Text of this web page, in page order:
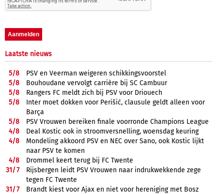
Laatste nieuws
5/8
PSV en Veerman weigeren schikkingsvoorstel
5/8
Bouhoudane vervolgt carrière bij SC Cambuur
5/8
Rangers FC meldt zich bij PSV voor Driouech
5/8
Inter moet dokken voor Perišić, clausule geldt alleen voor
Barça
5/8
PSV Vrouwen bereiken finale voorronde Champions League
4/8
Deal Kostic ook in stroomversnelling, woensdag keuring
4/8
Mondeling akkoord PSV en NEC over Sano, ook Kostic lijkt
naar PSV te komen
4/8
Drommel keert terug bij FC Twente
31/7
Rijsbergen leidt PSV Vrouwen naar indrukwekkende zege
tegen FC Twente
31/7
Brandt kiest voor Ajax en niet voor hereniging met Bosz